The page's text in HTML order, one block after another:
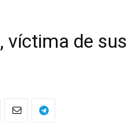
víctima de sus